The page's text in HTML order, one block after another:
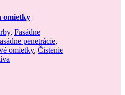
omietky
, Fasádne
penetrácie,
omietky, Čistenie